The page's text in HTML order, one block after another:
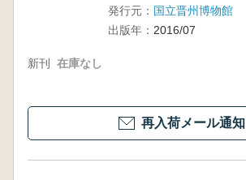
発行元： 国立晋州博物館
出版年： 2016/07
新刊 在庫なし
再入荷メール通知